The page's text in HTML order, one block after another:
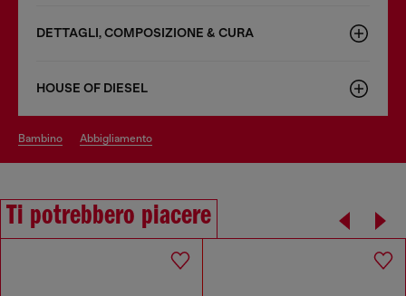
DETTAGLI, COMPOSIZIONE & CURA
HOUSE OF DIESEL
bambino abbigliamento
Ti potrebbero piacere